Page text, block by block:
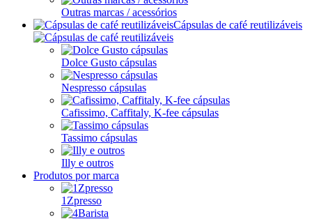
Outras marcas / acessórios
Cápsulas de café reutilizáveis
Dolce Gusto cápsulas
Nespresso cápsulas
Cafissimo, Caffitaly, K-fee cápsulas
Tassimo cápsulas
Illy e outros
Produtos por marca
1Zpresso